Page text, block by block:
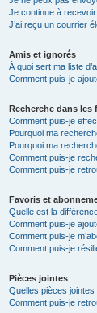
Je continue à
J’ai reçu un courrier
Amis et ignorés
À quoi sert ma liste
Comment puis-je
Recherche dans les
Comment puis-je
Pourquoi ma
Pourquoi ma
Comment puis-je
Comment puis-je
Favoris et
Quelle est la
Comment puis-je
Comment puis-je
Comment puis-je
Pièces jointes
Quelles pièces
Comment puis-je